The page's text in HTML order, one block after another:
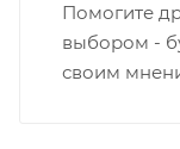
В случае
Помогите
выбором -
своим